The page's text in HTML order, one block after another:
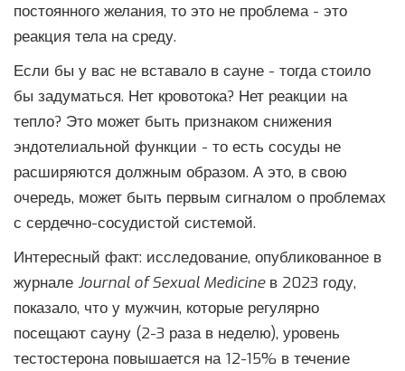
постоянного желания, то это не проблема - это
реакция тела на среду.
Если бы у вас не вставало в сауне - тогда стоило
бы задуматься. Нет кровотока? Нет реакции на
тепло? Это может быть признаком снижения
эндотелиальной функции - то есть сосуды не
расширяются должным образом. А это, в свою
очередь, может быть первым сигналом о проблемах
с сердечно-сосудистой системой.
Интересный факт: исследование, опубликованное в
журнале Journal of Sexual Medicineв 2023 году,
показало, что у мужчин, которые регулярно
посещают сауну (2-3 раза в неделю), уровень
тестостерона повышается на 12-15% в течение